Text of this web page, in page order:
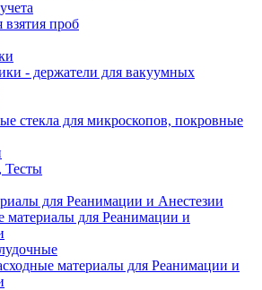
проб
- держатели для вакуумных
стекла для микроскопов, покровные
Тесты
для Реанимации и Анестезии
материалы для Реанимации и
материалы для Реанимации и